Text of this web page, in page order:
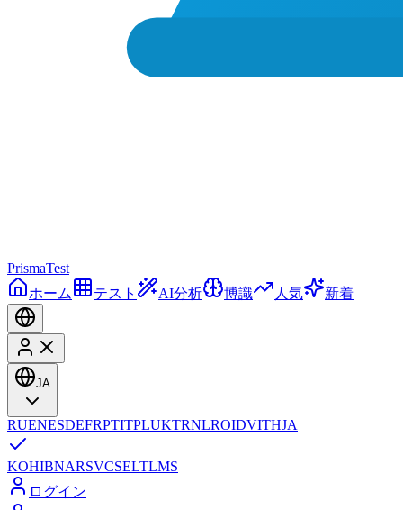
PrismaTest
ホーム
テスト AI分析 博識 人気 新着
JA
RUENESDEFRPTITPLUKTRNLROIDVITHJA
KOHIBNARSVCSELTLMS
ログイン